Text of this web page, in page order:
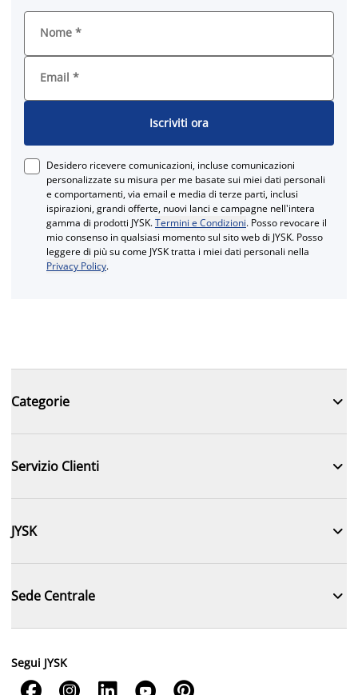
Nome *
Email *
Iscriviti ora
Desidero ricevere comunicazioni, incluse comunicazioni
personalizzate su misura per me basate sui miei dati personali
e comportamenti, via email e media di terze parti, inclusi
ispirazioni, grandi offerte, nuovi lanci e campagne nell'intera
gamma di prodotti JYSK.Termini e Condizioni. Posso revocare il
mio consenso in qualsiasi momento sul sito web di JYSK. Posso
leggere di più su come JYSK tratta i miei dati personali nella
Privacy Policy.
Categorie 
Servizio Clienti 
JYSK 
Sede Centrale 
Segui JYSK